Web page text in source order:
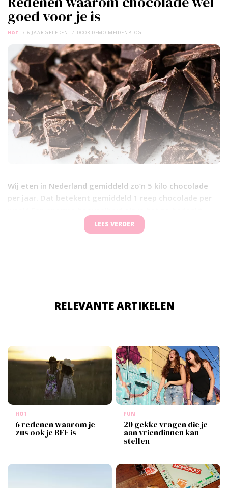
goed voor je is
HOT 6 JAAR GELEDEN DOOR DEMO MEIDENBLOG
Wij eten in Nederland gemiddeld zo’n 5 kilo chocolade
per jaar. Dat betekent gemiddeld 1 reep chocolade per
Toch is chocolade ook ergens wel goed voor je en wel
om de volgende redenen.
LEES VERDER
RELEVANTE ARTIKELEN
HOT
6 redenen waarom je
zus ook je BFF is
FUN
20 gekke vragen die je
aan vriendinnen kan
stellen